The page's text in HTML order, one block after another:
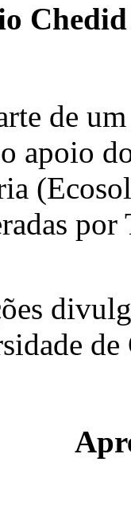
Chedid
de
apoio